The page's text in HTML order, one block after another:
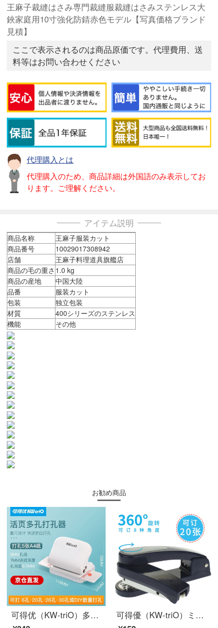
王麻子裁縫はさみ専門裁縫服裁縫はさみステンレス大
鋏家庭用10寸強化防錆赤色モデル【写真価格ブランド
見積】
ここで表示されるのは商品原価です。代理費用、送
料等はお問い合わせください
代理購入とは
代理購入のため、商品詳細は外国語のみ表示してお
ります。ご理解ください。
アイテム説明
商品名称
王麻子服装カット
商品番号
10029017308942
店舗
王麻子料理道具旗艦店
商品の毛の重さ 1.0 kg
商品の産地
中国大陸
品番
服装カット
包装
独立包装
材質
400シリーズのステンレス
機能
その他
お勧め商品
可得优（KW-triO）多孔活页打孔机学生装订活页本打孔器文具 99h9 六孔打孔机 白色
可得優（KW-triO）ミニステープル無針ステープル回転ステープルハンドヘルドホッチキス/ホッチキス/ホッチキス